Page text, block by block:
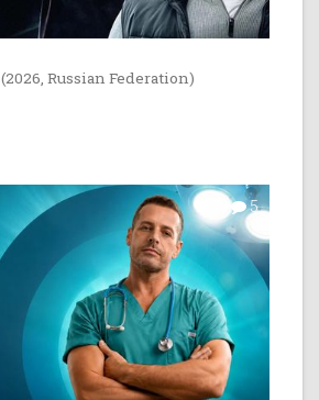
(2026, Russian Federation)
7 5